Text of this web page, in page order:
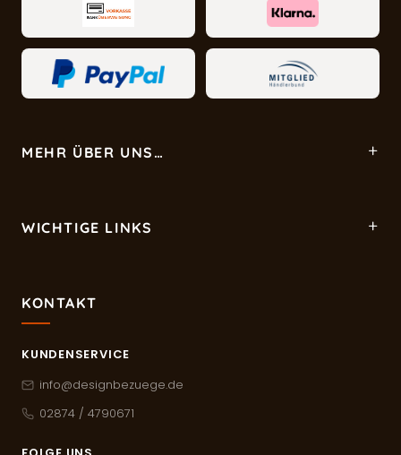
MEHR ÜBER UNS…
WICHTIGE LINKS
KONTAKT
KUNDENSERVICE
info@designbezuege.de
02874 / 4790671